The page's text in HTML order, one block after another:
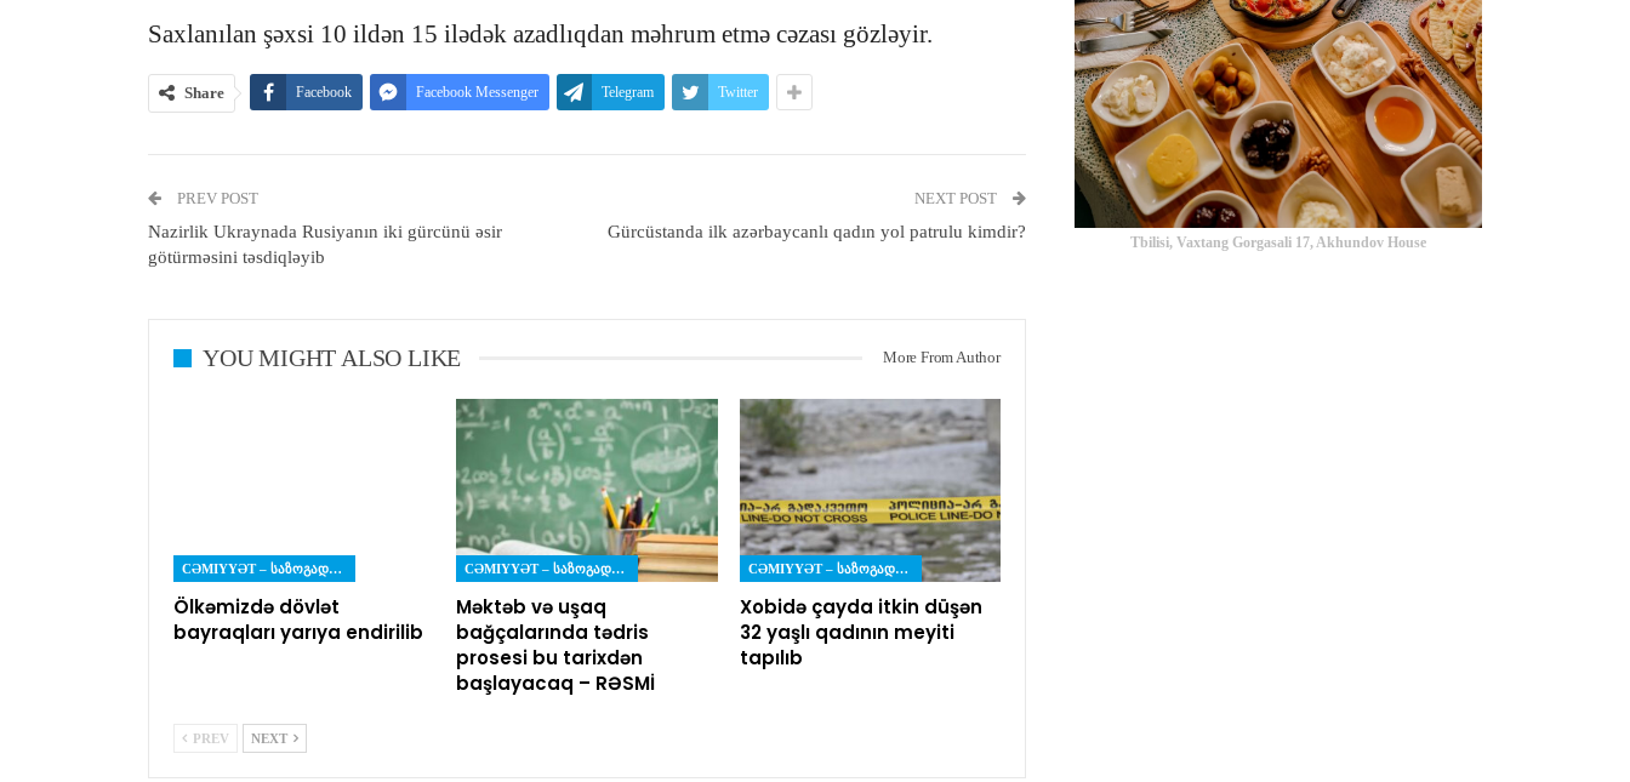
Saxlanılan şəxsi 10 ildən 15 ilədək azadlıqdan məhrum etmə cəzası gözləyir.
Share Facebook Facebook Messenger Telegram Twitter
PREV POST
Nazirlik Ukraynada Rusiyanın iki gürcünü əsir
götürməsini təsdiqləyib
NEXT POST
Gürcüstanda ilk azərbaycanlı qadın yol patrulu kimdir?
YOU MIGHT ALSO LIKE More From Author
CƏMIYYƏT – ᲡᲐᲖᲝᲒᲐᲓᲝᲔᲑᲐ
Ölkəmizdə dövlət
bayraqları yarıya endirilib
CƏMIYYƏT – ᲡᲐᲖᲝᲒᲐᲓᲝᲔᲑᲐ
Məktəb və uşaq
bağçalarında tədris
prosesi bu tarixdən
başlayacaq – RƏSMİ
CƏMIYYƏT – ᲡᲐᲖᲝᲒᲐᲓᲝᲔᲑᲐ
Xobidə çayda itkin düşən
32 yaşlı qadının meyiti
tapılıb
PREV NEXT
Tbilisi, Vaxtang Gorgasali 17, Akhundov House